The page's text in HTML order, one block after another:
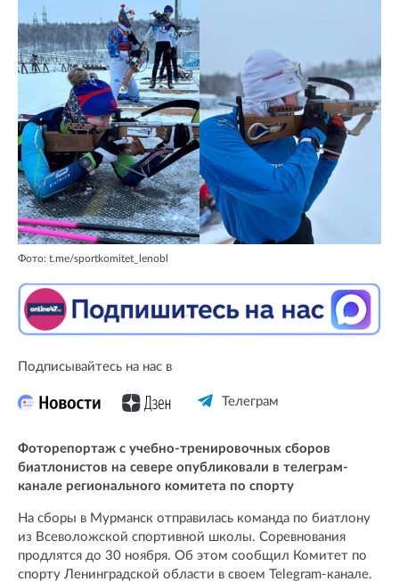
Фото: t.me/sportkomitet_lenobl
Подписывайтесь на нас в
Телеграм
Фоторепортаж с учебно-тренировочных сборов
биатлонистов на севере опубликовали в телеграм-
канале регионального комитета по спорту
На сборы в Мурманск отправилась команда по биатлону
из Всеволожской спортивной школы. Соревнования
продлятся до 30 ноября. Об этом сообщил Комитет по
спорту Ленинградской области в своем Telegram-канале.